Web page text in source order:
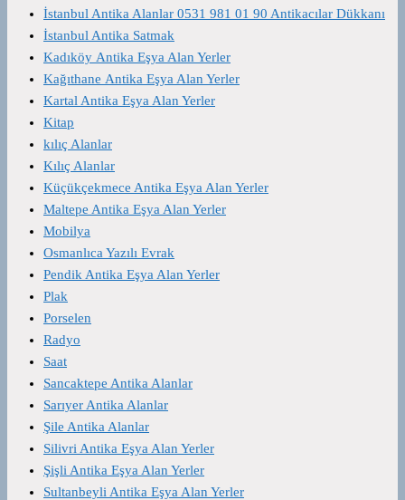
İstanbul Antika Alanlar 0531 981 01 90 Antikacılar Dükkanı
İstanbul Antika Satmak
Kadıköy Antika Eşya Alan Yerler
Kağıthane Antika Eşya Alan Yerler
Kartal Antika Eşya Alan Yerler
Kitap
kılıç Alanlar
Kılıç Alanlar
Küçükçekmece Antika Eşya Alan Yerler
Maltepe Antika Eşya Alan Yerler
Mobilya
Osmanlıca Yazılı Evrak
Pendik Antika Eşya Alan Yerler
Plak
Porselen
Radyo
Saat
Sancaktepe Antika Alanlar
Sarıyer Antika Alanlar
Şile Antika Alanlar
Silivri Antika Eşya Alan Yerler
Şişli Antika Eşya Alan Yerler
Sultanbeyli Antika Eşya Alan Yerler